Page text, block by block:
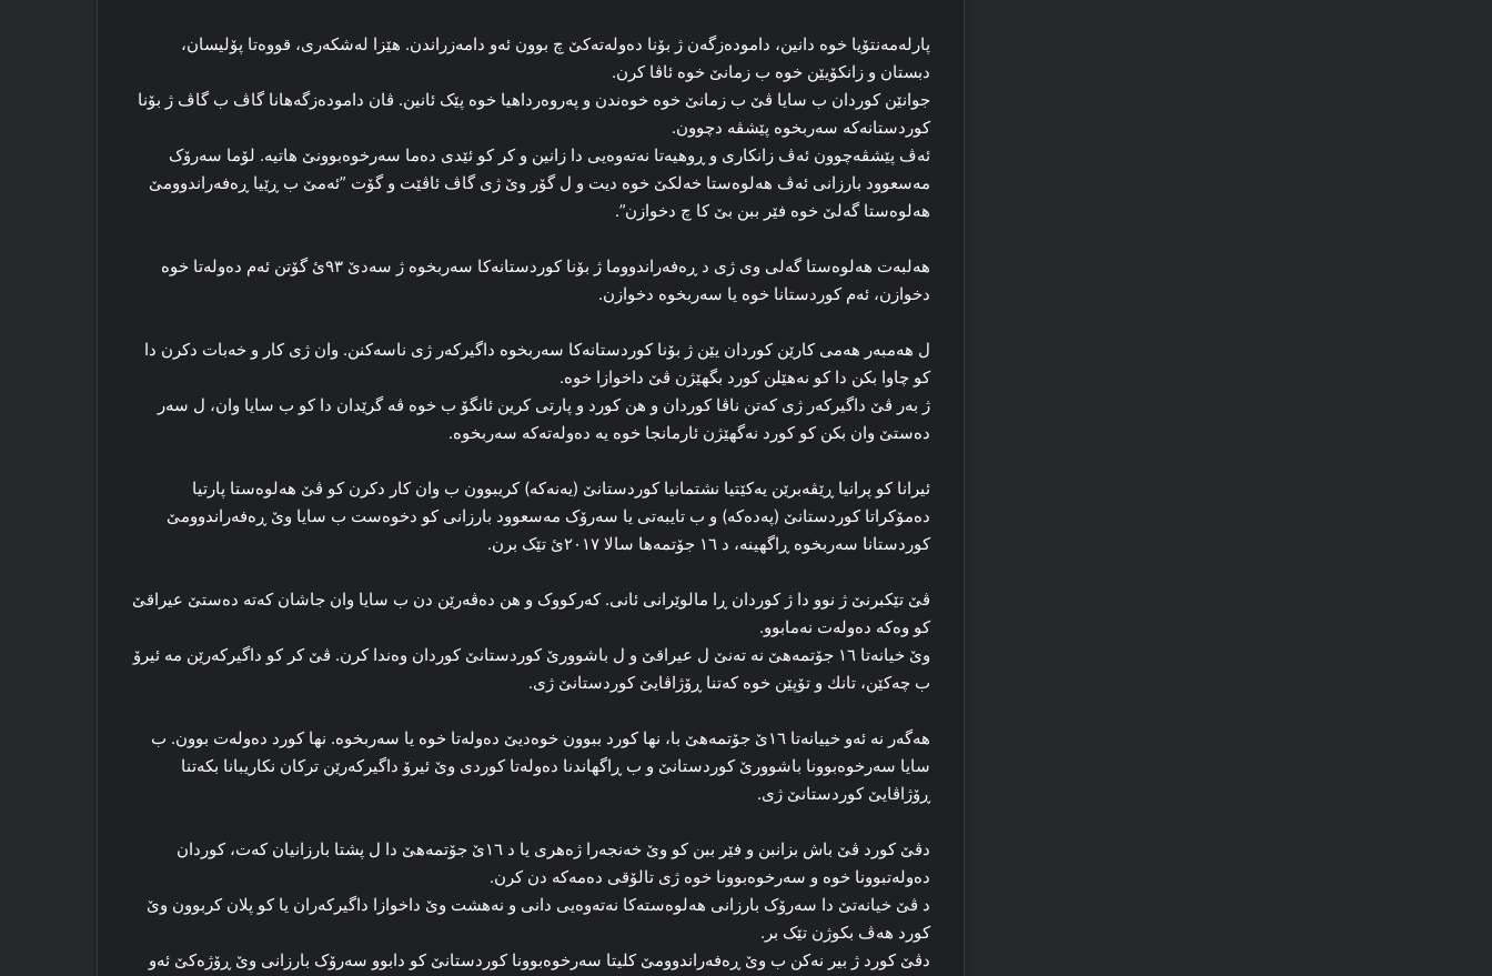
پارله‌مه‌نتۆیا خوه‌ دانین، داموده‌زگه‌ن ژ بۆنا ده‌وله‌ته‌کێ چ بوون ئه‌و دامه‌زراندن. هێزا له‌شکه‌ری، قووه‌تا پۆلیسان،
دبستان و زانكۆیێن خوه‌ ب زمانێ خوه‌ ئاڤا کرن.
جوانێن کوردان ب سایا ڤێ ب زمانێ خوه‌ خوه‌ندن و په‌روه‌رداهیا خوه‌ پێک ئانین. ڤان داموده‌زگه‌هانا گاڤ ب گاڤ ژ بۆنا
کوردستانه‌که‌ سه‌ربخوه‌ پێشڤه‌ دچوون.
ئه‌ڤ پێشڤه‌چوون ئه‌ڤ زانكاری و ڕوهیه‌تا نه‌ته‌وه‌یی دا زانین و کر کو ئێدی ده‌ما سه‌رخوه‌بوونێ هاتیه‌. لۆما سه‌رۆک
مه‌سعوود بارزانی ئەڤ هه‌لوه‌ستا خه‌لکێ خوه‌ دیت و ل گۆر وێ ژی گاڤ ئاڤێت و گۆت ”ئه‌مێ ب ڕێیا ڕه‌فه‌راندوومێ
هه‌لوه‌ستا گه‌لێ خوه‌ فێر ببن بێ کا چ دخوازن”.
هه‌لبه‌ت هه‌لوه‌ستا گه‌لی وی ژی د ڕه‌فه‌راندووما ژ بۆنا کوردستانه‌کا سه‌ربخوه‌ ژ سه‌دێ ۹۳ئ گۆتن ئه‌م ده‌وله‌تا خوه‌
دخوازن، ئه‌م کوردستانا خوه‌ یا سه‌ربخوه‌ دخوازن.
ل هه‌مبه‌ر هه‌می کارێن کوردان یێن ژ بۆنا کوردستانه‌کا سه‌ربخوه‌ داگیرکه‌ر ژی ناسەكنن. وان ژی کار و خه‌بات دکرن دا
کو چاوا بکن دا کو نه‌هێلن کورد بگهێژن ڤێ داخوازا خوه‌.
ژ به‌ر ڤێ داگیرکه‌ر ژی که‌تن ناڤا کوردان و هن کورد و پارتی کرین ئانگۆ ب خوه‌ ڤه‌ گرێدان دا کو ب سایا وان، ل سه‌ر
ده‌ستێ وان بکن کو کورد نه‌گهێژن ئارمانجا خوه‌ یه‌ ده‌وله‌ته‌که‌ سه‌ربخوه‌.
ئیرانا کو پرانیا ڕێڤه‌برێن یەكێتیا نشتمانیا كوردستانێ (یەنەكە) کریبوون ب وان کار دکرن کو ڤێ هه‌لوه‌ستا پارتیا
دەمۆكراتا كوردستانێ (پەدەكە) و ب تایبه‌تی یا سه‌رۆک مه‌سعوود بارزانی کو دخوه‌ست ب سایا وێ ڕه‌فه‌راندوومێ
کوردستانا سه‌ربخوه‌ ڕاگهینه‌، د ۱٦ جۆتمه‌ها سالا ۲۰۱۷ئ تێک برن.
ڤێ تێکبرنێ ژ نوو دا ژ کوردان ڕا مالوێرانی ئانی. که‌رکووک و هن ده‌ڤه‌رێن دن ب سایا وان جاشان که‌ته‌ ده‌ستێ عیراقێ
کو وه‌که‌ ده‌وله‌ت نه‌مابوو.
وێ خیانه‌تا ۱٦ جۆتمه‌هێ نه‌ ته‌نێ ل عیراقێ و ل باشوورێ کوردستانێ کوردان وه‌ندا کرن. ڤێ کر کو داگیرکه‌رێن مه‌ ئیرۆ
ب چه‌کێن، تانك و تۆپێن خوه‌ که‌تنا ڕۆژاڤایێ کوردستانێ ژی.
هه‌گه‌ر نه‌ ئه‌و خییانه‌تا ۱٦ێ جۆتمه‌هێ با، نها کورد ببوون خوه‌دیێ ده‌وله‌تا خوه‌ یا سه‌ربخوه‌. نها کورد ده‌وله‌ت بوون. ب
سایا سه‌رخوه‌بوونا باشوورێ کوردستانێ و ب ڕاگهاندنا ده‌وله‌تا کوردی وێ ئیرۆ داگیرکه‌رێن ترکان نکاریبانا بکه‌تنا
ڕۆژاڤایێ کوردستانێ ژی.
دڤێ کورد ڤێ باش بزانبن و فێر ببن کو وێ خه‌نجه‌را ژەهری یا د ۱٦ێ جۆتمه‌هێ دا ل پشتا بارزانیان که‌ت، کوردان
ده‌وله‌تبوونا خوه‌ و سه‌رخوه‌بوونا خوه‌ ژی تالۆقی ده‌مه‌که‌ دن کرن.
د ڤێ خیانه‌تێ دا سه‌رۆک بارزانی هه‌لوه‌سته‌کا نه‌ته‌وه‌یی دانی و نه‌هشت وێ داخوازا داگیرکه‌ران یا کو پلان کربوون وێ
کورد هه‌ڤ بکوژن تێک بر.
دڤێ کورد ژ بیر نه‌کن ب وێ ڕه‌فه‌راندوومێ کلیتا سه‌رخوه‌بوونا کوردستانێ کو دابوو سه‌رۆک بارزانی وێ ڕۆژه‌کێ ئه‌و